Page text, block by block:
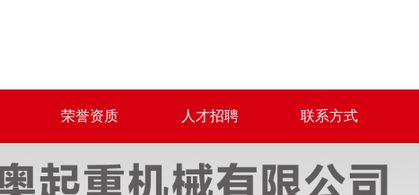
荣誉资质 人才招聘 联系方式